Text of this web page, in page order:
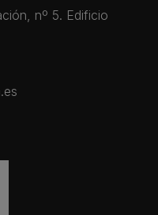
nº 5. Edificio